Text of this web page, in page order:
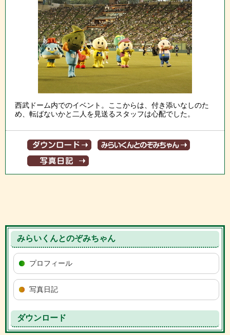
西武ドーム内でのイベント。ここからは、付き添いなしのた
め、転ばないかと二人を見送るスタッフは心配でした。
みらいくんとのぞみちゃん
プロフィール
写真日記
ダウンロード